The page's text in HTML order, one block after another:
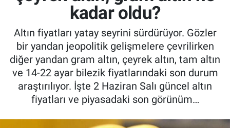
kadar oldu?
Altın fiyatları yatay seyrini sürdürüyor. Gözler
bir yandan jeopolitik gelişmelere çevrilirken
diğer yandan gram altın, çeyrek altın, tam altın
ve 14-22 ayar bilezik fiyatlarındaki son durum
araştırılıyor. İşte 2 Haziran Salı güncel altın
fiyatları ve piyasadaki son görünüm…